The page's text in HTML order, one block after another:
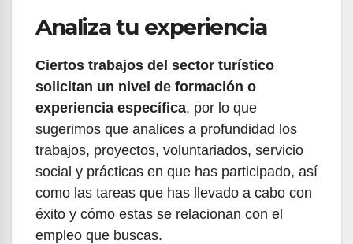
Analiza tu experiencia
Ciertos trabajos del sector turístico
solicitan un nivel de formación o
experiencia específica, por lo que
sugerimos que analices a profundidad los
trabajos, proyectos, voluntariados, servicio
social y prácticas en que has participado, así
como las tareas que has llevado a cabo con
éxito y cómo estas se relacionan con el
empleo que buscas.